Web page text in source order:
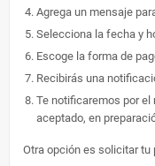
Agrega un mensaje
Selecciona la fecha y
Escoge la forma de
Recibirás una
Te notificaremos por el
aceptado, en
Otra opción es solicitar tu